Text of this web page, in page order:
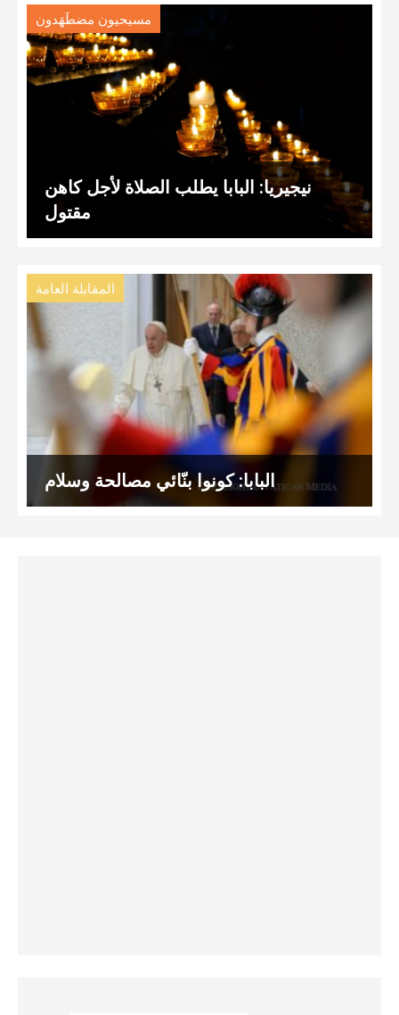
مسيحيون مضطَهَدون
نيجيريا: البابا يطلب الصلاة لأجل كاهن
مقتول
المقابلة العامة
البابا: كونوا بنّائي مصالحة وسلام